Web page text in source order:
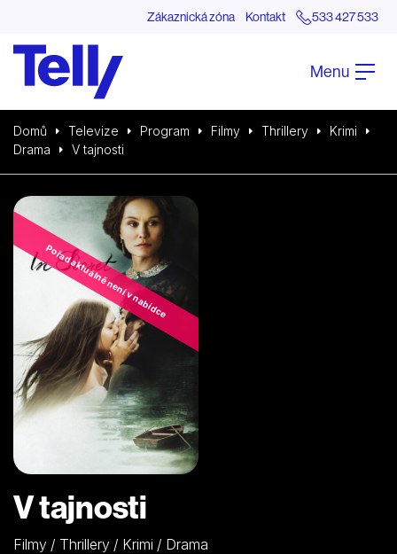
Zákaznická zóna Kontakt 533 427 533
Menu
Domů Televize Program Filmy Thrillery
Krimi
Drama
V tajnosti
Pořad aktuálně není v nabídce
V tajnosti
Filmy / Thrillery / Krimi / Drama